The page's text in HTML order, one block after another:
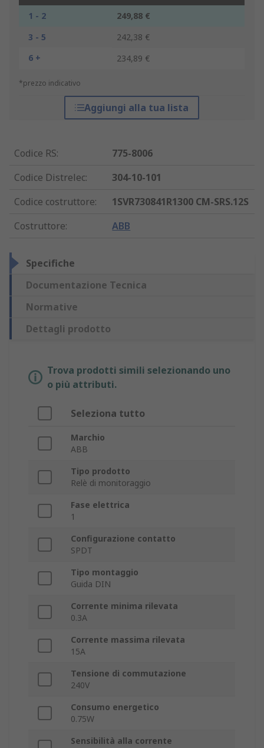
1 - 2
249,88 €
3 - 5
242,38 €
6 +
234,89 €
*prezzo indicativo
Aggiungi alla tua lista
Codice RS:
775-8006
Codice Distrelec:
304-10-101
Codice costruttore:
1SVR730841R1300 CM-SRS.12S
Costruttore: ABB
Specifiche
Documentazione Tecnica
Normative
Dettagli prodotto
Trova prodotti simili selezionando uno
o più attributi.
Seleziona tutto
Marchio
ABB
Tipo prodotto
Relè di monitoraggio
Fase elettrica
1
Configurazione contatto
SPDT
Tipo montaggio
Guida DIN
Corrente minima rilevata
0.3A
Corrente massima rilevata
15A
Tensione di commutazione
240V
Consumo energetico
0.75W
Sensibilità alla corrente